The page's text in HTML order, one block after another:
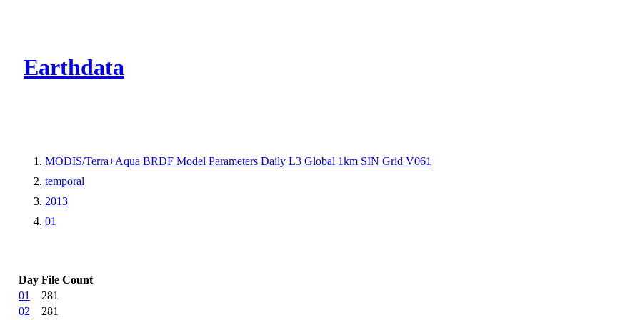
Earthdata
MODIS/Terra+Aqua BRDF Model Parameters Daily L3 Global 1km SIN Grid V061
temporal
2013
01
Day File Count
01
281
02
281